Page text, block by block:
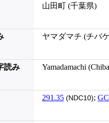
山田町 (千葉県)
ヤマダマチ (チバ
読み Yamadamachi
291.35 (NDC10);